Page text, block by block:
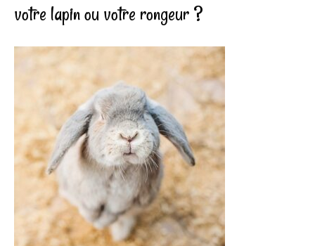
votre lapin ou votre rongeur ?